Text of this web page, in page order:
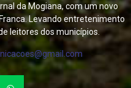
da Mogiana, com um novo
Levando entretenimento
leitores dos municípios.